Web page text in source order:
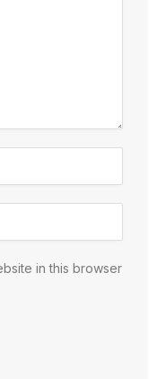
in this browser